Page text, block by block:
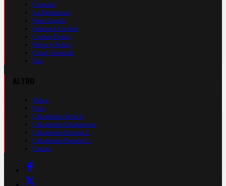
Contatti
La Redazione
Nota Legale
Gestione Cookie
Cookie Policy
Privacy Policy
Cond. Generali
Faq
Video
Foto
Calendario Serie A
Calendario Champions
Calendario Europa L.
Calendario Premier L.
Casinò